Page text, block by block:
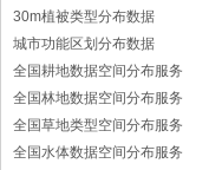
30m植被类型分布数据
城市功能区划分布数据
全国耕地数据空间分布服务
全国林地数据空间分布服务
全国草地类型空间分布服务
全国水体数据空间分布服务